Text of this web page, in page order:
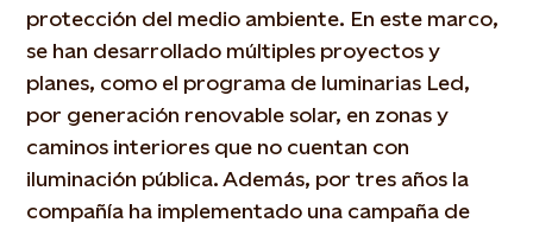
protección del medio ambiente. En este marco,
se han desarrollado múltiples proyectos y
planes, como el programa de luminarias Led,
por generación renovable solar, en zonas y
caminos interiores que no cuentan con
iluminación pública. Además, por tres años la
compañía ha implementado una campaña de